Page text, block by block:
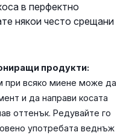
в перфектно
някои често срещани
продукти:
при всяко миене може да
и да направи косата
оттенък. Редувайте го
употребата веднъж